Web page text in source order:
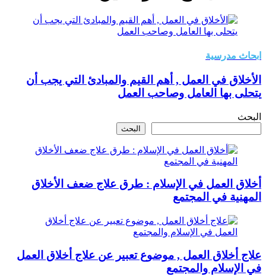
ابحاث مدرسية
الأخلاق في العمل , أهم القيم والمبادئ التي يجب أن
يتحلى بها العامل وصاحب العمل
البحث
البحث
أخلاق العمل في الإسلام : طرق علاج ضعف الأخلاق
المهنية في المجتمع
علاج أخلاق العمل , موضوع تعبير عن علاج أخلاق العمل
في الإسلام والمجتمع